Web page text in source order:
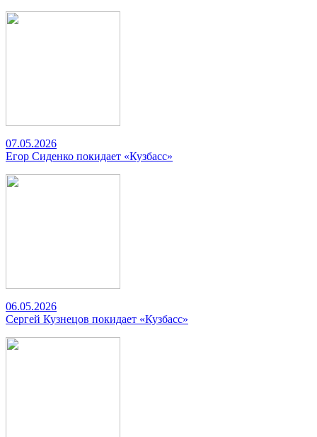
07.05.2026
Егор Сиденко покидает «Кузбасс»
06.05.2026
Сергей Кузнецов покидает «Кузбасс»